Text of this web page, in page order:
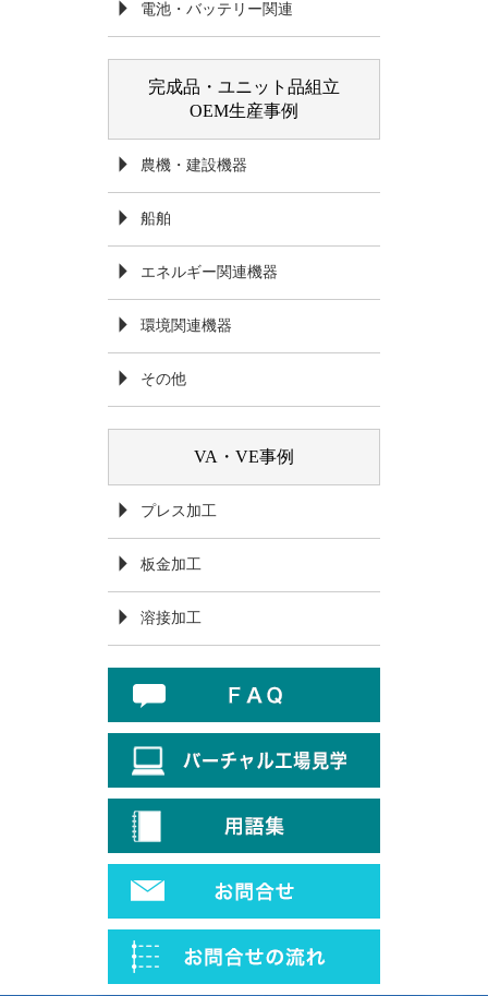
電池・バッテリー関連
完成品・ユニット品組立
OEM生産事例
農機・建設機器
船舶
エネルギー関連機器
環境関連機器
その他
VA・VE事例
プレス加工
板金加工
溶接加工